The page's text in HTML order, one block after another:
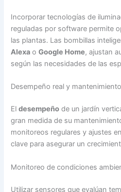
Incorporar tecnologías de
reguladas por software permite
las plantas. Las bombillas
Alexa oGoogle Home, ajustan
según las necesidades de las
Desempeño real y
Eldesempeño de un jardín
gran medida de su
monitoreos regulares y ajustes
clave para asegurar un
Monitoreo de condiciones
Utilizar sensores que evalúan